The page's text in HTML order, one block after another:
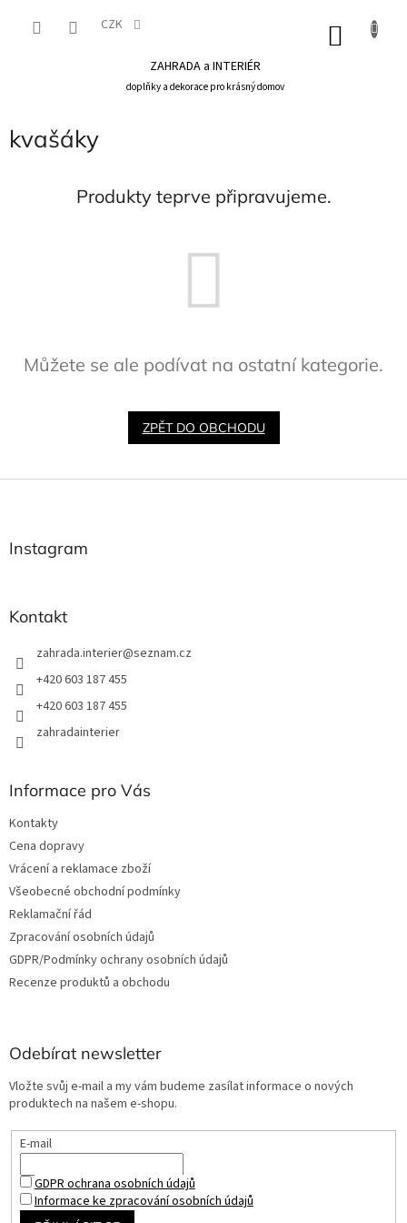
CZK
ZAHRADA a INTERIÉR
doplňky a dekorace pro krásný domov
kvašáky
Produkty teprve připravujeme.
Můžete se ale podívat na ostatní kategorie.
ZPĚT DO OBCHODU
Instagram
Kontakt
zahrada.interier@seznam.cz
+420 603 187 455
+420 603 187 455
zahradainterier
Informace pro Vás
Kontakty
Cena dopravy
Vrácení a reklamace zboží
Všeobecné obchodní podmínky
Reklamační řád
Zpracování osobních údajů
GDPR/Podmínky ochrany osobních údajů
Recenze produktů a obchodu
Odebírat newsletter
Vložte svůj e-mail a my vám budeme zasílat informace o nových
produktech na našem e-shopu.
E-mail
GDPR ochrana osobních údajů
Informace ke zpracování osobních údajů